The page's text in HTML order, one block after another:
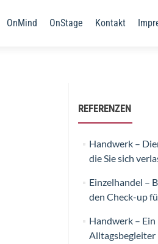
OnMind OnStage Kontakt
REFERENZEN
Handwerk –
die Sie sich
Einzelhandel –
den Check-up
Handwerk –
Alltagsbegleiter